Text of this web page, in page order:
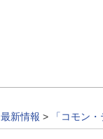
最新情報 > 「コモン